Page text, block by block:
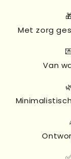
Met zorg
Van